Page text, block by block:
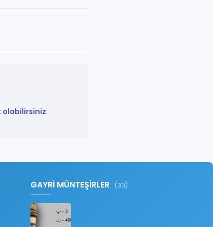
olabilirsiniz.
GAYRİ MÜNTEŞİRLER (33)